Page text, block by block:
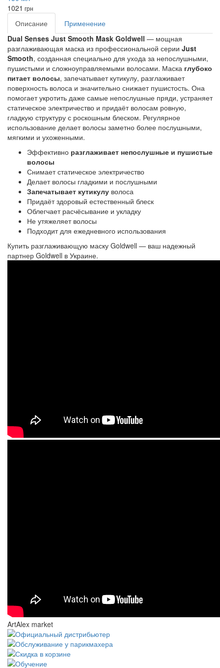
1021 грн
Описание
Применение
Dual Senses Just Smooth Mask Goldwell — мощная
разглаживающая маска из профессиональной серии Just
Smooth, созданная специально для ухода за непослушными,
пушистыми и сложноуправляемыми волосами. Маска глубоко
питает волосы, запечатывает кутикулу, разглаживает
поверхность волоса и значительно снижает пушистость. Она
помогает укротить даже самые непослушные пряди, устраняет
статическое электричество и придаёт волосам ровную,
гладкую структуру с роскошным блеском. Регулярное
использование делает волосы заметно более послушными,
мягкими и ухоженными.
Эффективно разглаживает непослушные и пушистые
волосы
Снимает статическое электричество
Делает волосы гладкими и послушными
Запечатывает кутикулу волоса
Придаёт здоровый естественный блеск
Облегчает расчёсывание и укладку
Не утяжеляет волосы
Подходит для ежедневного использования
Купить разглаживающую маску Goldwell — ваш надежный
партнер Goldwell в Украине.
ArtAlex market